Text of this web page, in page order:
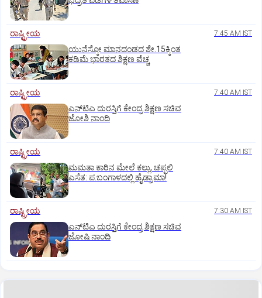
ರಾಷ್ಟ್ರೀಯ 7:45 AM IST
ಯುನೆಸ್ಕೋ ಮಾನದಂಡದ ಶೇ.15ಕ್ಕಿಂತ
ಕಡಿಮೆ ಭಾರತದ ಶಿಕ್ಷಣ ವೆಚ್ಚ
ರಾಷ್ಟ್ರೀಯ 7:40 AM IST
ಎನ್‌ಟಿಎ ದುರಸ್ತಿಗೆ ಕೇಂದ್ರ ಶಿಕ್ಷಣ ಸಚಿವ
ಜೋಶಿ ನಾಂದಿ
ರಾಷ್ಟ್ರೀಯ 7:40 AM IST
ಮಮತಾ ಕಾರಿನ ಮೇಲೆ ಕಲ್ಲು, ಚಪ್ಪಲಿ
ಎಸೆತ: ಪ.ಬಂಗಾಳದಲ್ಲಿ ಹೈಡ್ರಾಮಾ!
ರಾಷ್ಟ್ರೀಯ 7:30 AM IST
ಎನ್‌ಟಿಎ ದುರಸ್ತಿಗೆ ಕೇಂದ್ರ ಶಿಕ್ಷಣ ಸಚಿವ
ಜೋಷಿ ನಾಂದಿ